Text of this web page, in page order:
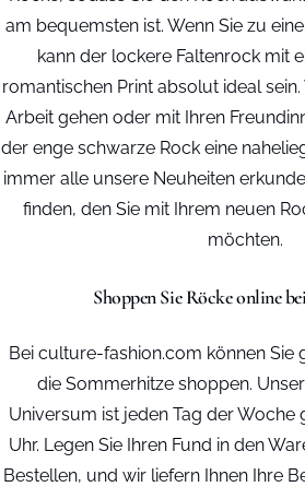
am bequemsten ist. Wenn Sie zu
kann der lockere Faltenrock mit
romantischen Print absolut ideal
Arbeit gehen oder mit Ihren
der enge schwarze Rock eine
immer alle unsere Neuheiten
finden, den Sie mit Ihrem neuen
möchten.
Shoppen Sie Röcke online
Bei culture-fashion.com können Sie
die Sommerhitze shoppen.
Universum ist jeden Tag der
Uhr. Legen Sie Ihren Fund in den
Bestellen, und wir liefern Ihnen Ihre